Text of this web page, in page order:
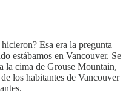
Esa era la pregunta
estábamos en Vancouver. Se
la cima de Grouse Mountain,
los habitantes de Vancouver